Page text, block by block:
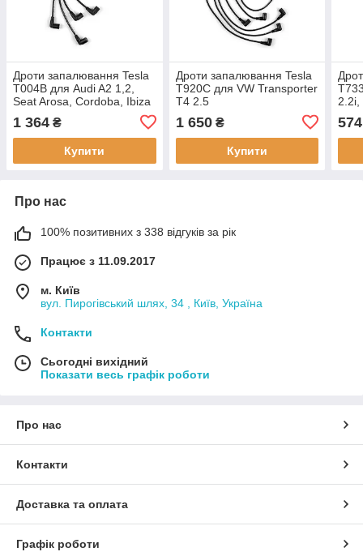
Дроти запалювання Tesla
T004B для Audi A2 1,2,
Seat Arosa, Cordoba, Ibiza
III-IV, Inca, Leon, Toledo II,
Skoda Fabia, Octavia, VW
1 364 ₴
Купити
Дроти запалювання Tesla
T920C для VW Transporter
T4 2.5
1 650₴
Купити
2.2i,
574
Про нас
100% позитивних з 338 відгуків за рік
Працює з 11.09.2017
м. Київ
вул. Пирогівський шлях, 34 , Київ, Україна
Контакти
Сьогодні вихідний
Показати весь графік роботи
Про нас
Контакти
Доставка та оплата
Графік роботи